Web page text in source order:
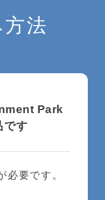
法
Park
です
必要です。